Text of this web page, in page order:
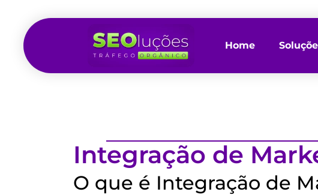
Home
Integração de
O que é Integração de